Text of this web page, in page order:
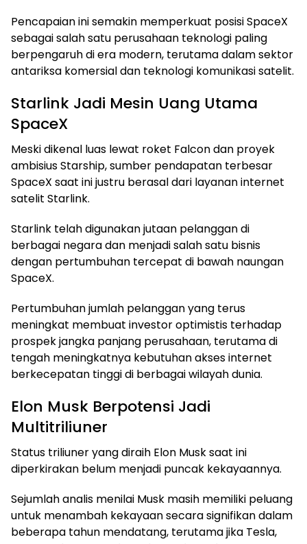
Pencapaian ini semakin memperkuat posisi SpaceX
sebagai salah satu perusahaan teknologi paling
berpengaruh di era modern, terutama dalam sektor
antariksa komersial dan teknologi komunikasi satelit.
Starlink Jadi Mesin Uang Utama
SpaceX
Meski dikenal luas lewat roket Falcon dan proyek
ambisius Starship, sumber pendapatan terbesar
SpaceX saat ini justru berasal dari layanan internet
satelit Starlink.
Starlink telah digunakan jutaan pelanggan di
berbagai negara dan menjadi salah satu bisnis
dengan pertumbuhan tercepat di bawah naungan
SpaceX.
Pertumbuhan jumlah pelanggan yang terus
meningkat membuat investor optimistis terhadap
prospek jangka panjang perusahaan, terutama di
tengah meningkatnya kebutuhan akses internet
berkecepatan tinggi di berbagai wilayah dunia.
Elon Musk Berpotensi Jadi
Multitriliuner
Status triliuner yang diraih Elon Musk saat ini
diperkirakan belum menjadi puncak kekayaannya.
Sejumlah analis menilai Musk masih memiliki peluang
untuk menambah kekayaan secara signifikan dalam
beberapa tahun mendatang, terutama jika Tesla,